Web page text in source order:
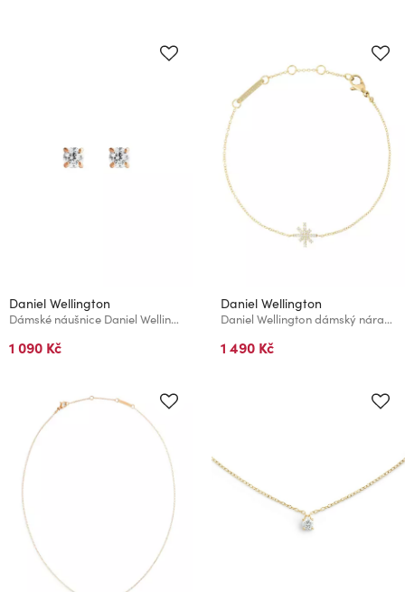
Daniel Wellington
Dámské náušnice Daniel Wellington Mirelle Solitaire pozlacené DW00401965
1 090 Kč
Daniel Wellington
Daniel Wellington dámský náramek ocelový Mirelle Star DW00401623
1 490 Kč